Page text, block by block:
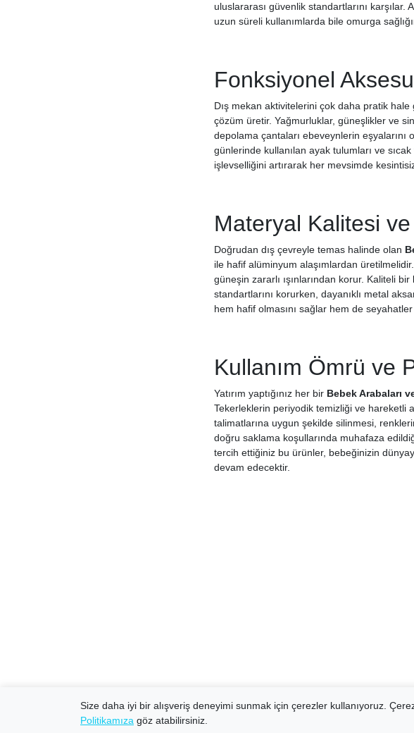
uluslararası güvenlik standartlarını
uzun süreli kullanımlarda bile omurga
Fonksiyonel
Dış mekan aktivitelerini çok daha pratik hale
çözüm üretir. Yağmurluklar, güneşlikler ve
depolama çantaları ebeveynlerin eşyalarını
günlerinde kullanılan ayak tulumları ve
işlevselliğini artırarak her mevsimde
Materyal Kalitesi ve
Doğrudan dış çevreyle temas halinde olan
ile hafif alüminyum alaşımlardan
güneşin zararlı ışınlarından korur. Kaliteli bir
standartlarını korurken, dayanıklı metal
hem hafif olmasını sağlar hem de
Kullanım Ömrü ve
Yatırım yaptığınız her bir Bebek Arabaları
Tekerleklerin periyodik temizliği ve hareketli
talimatlarına uygun şekilde silinmesi,
doğru saklama koşullarında muhafaza
tercih ettiğiniz bu ürünler, bebeğinizin
devam edecektir.
Size daha iyi bir alışveriş deneyimi sunmak için çerezler kullanıyoruz.
Politikamıza göz atabilirsiniz.